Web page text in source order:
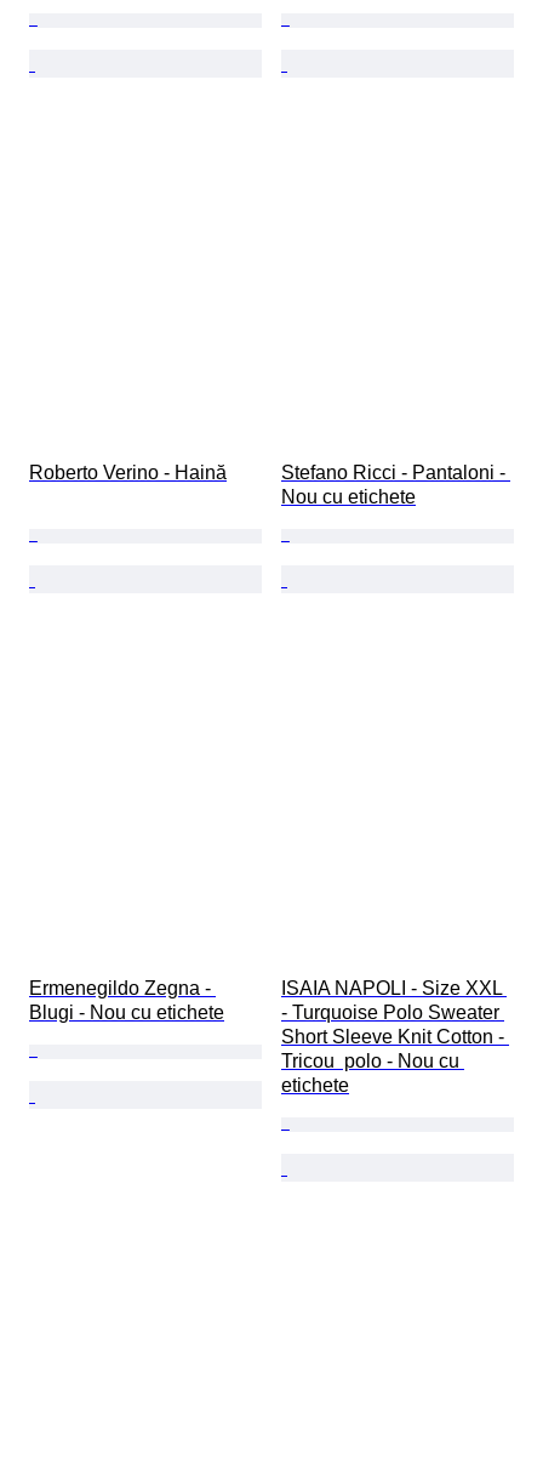
Roberto Verino - Haină
Stefano Ricci - Pantaloni -
Nou cu etichete
Ermenegildo Zegna -
Blugi - Nou cu etichete
ISAIA NAPOLI - Size XXL
- Turquoise Polo Sweater
Short Sleeve Knit Cotton -
Tricou  polo - Nou cu
etichete